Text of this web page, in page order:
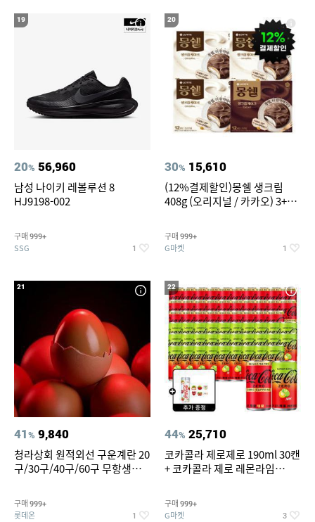
19
20% 56,960
남성 나이키 레볼루션 8
HJ9198-002
구매 999+
SSG 1
20
30% 15,610
(12%결제할인)몽쉘 생크림
408g (오리지널 / 카카오) 3+1
구매 999+
G마켓 1
21
41% 9,840
청라상회 원적외선 구운계란 20
구/30구/40구/60구 무항생제
구매 999+
롯데온 1
22
44% 25,710
코카콜라 제로제로 190ml 30캔
+ 코카콜라 제로 레몬라임
티커 세트
구매 999+
G마켓 3